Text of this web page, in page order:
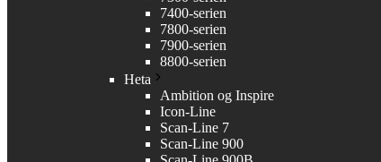
7400-serien
7800-serien
7900-serien
8800-serien
Heta
Ambition og Inspire
Icon-Line
Scan-Line 7
Scan-Line 900